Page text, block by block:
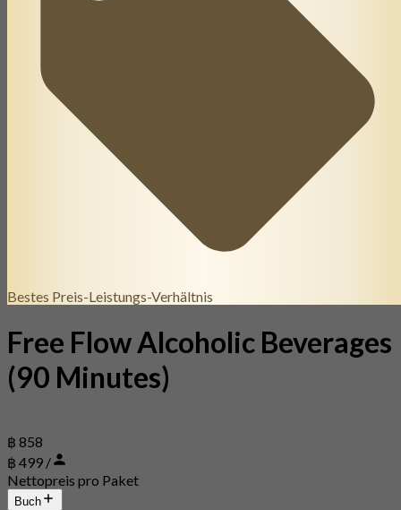
Bestes Preis-Leistungs-Verhältnis
Free Flow Alcoholic Beverages
(90 Minutes)
฿ 858
฿ 499 /
Nettopreis pro Paket
Buch